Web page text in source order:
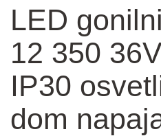
LED
12 350
IP30
dom